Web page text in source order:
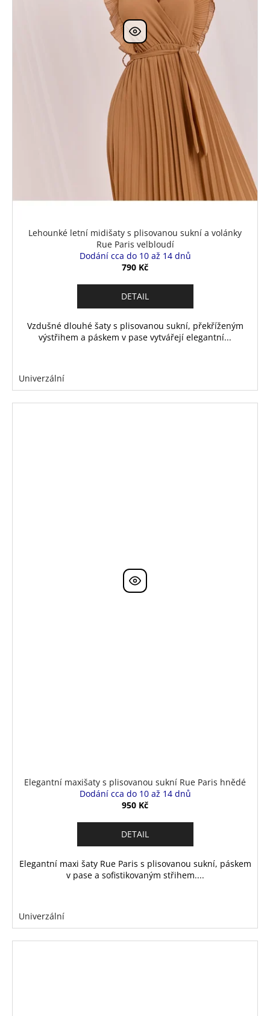
Lehounké letní midišaty s plisovanou sukní a volánky
Rue Paris velbloudí
Dodání cca do 10 až 14 dnů
790 Kč
DETAIL
Vzdušné dlouhé šaty s plisovanou sukní, překříženým
výstřihem a páskem v pase vytvářejí elegantní...
Univerzální
Elegantní maxišaty s plisovanou sukní Rue Paris hnědé
Dodání cca do 10 až 14 dnů
950 Kč
DETAIL
Elegantní maxi šaty Rue Paris s plisovanou sukní, páskem
v pase a sofistikovaným střihem....
Univerzální